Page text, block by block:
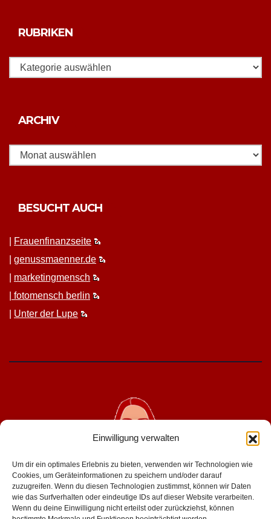
Einwilligung verwalten
Um dir ein optimales Erlebnis zu bieten, verwenden wir Technologien wie
Cookies, um Geräteinformationen zu speichern und/oder darauf
zuzugreifen. Wenn du diesen Technologien zustimmst, können wir Daten
wie das Surfverhalten oder eindeutige IDs auf dieser Website verarbeiten.
Wenn du deine Einwilligung nicht erteilst oder zurückziehst, können
RUBRIKEN
Rubriken
ARCHIV
BESUCHT AUCH
Frauen­fi­nanz­seite
genussmaenner.de
mar­ket­ing­men­sch
fotomen­sch berlin
Unter der Lupe